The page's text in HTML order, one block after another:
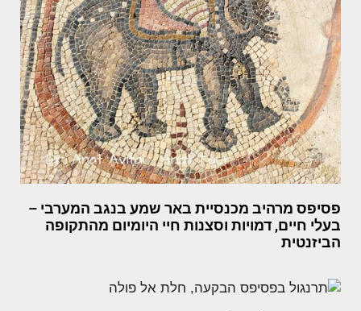
פסיפס מרהיב מכנסיית באר שמע בנגב המערבי –
בעלי חיים, דמויות וסצנות חיי היומיום מהתקופה
הביזנטית